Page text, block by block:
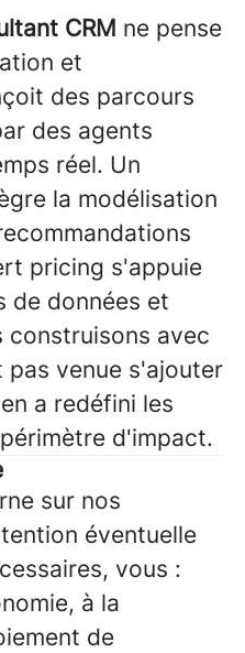
CRM ne pense
et
des parcours
des agents
réel. Un
la modélisation
pricing s'appuie
de données et
construisons avec
pas venue s'ajouter
a redéfini les
d'impact.
sur nos
éventuelle
vous :
à la
de